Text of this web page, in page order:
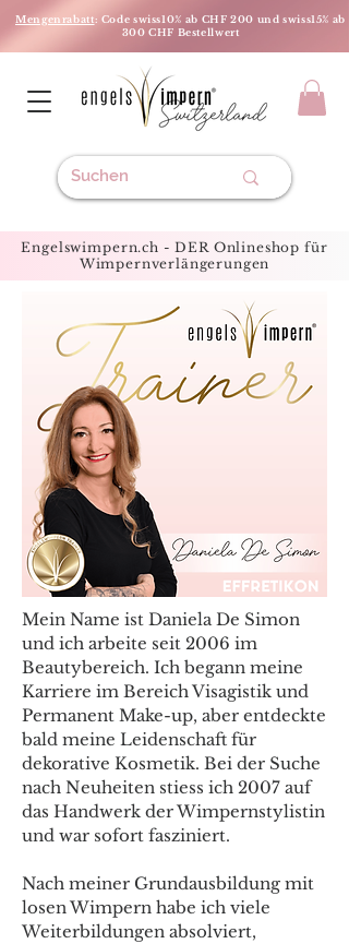
Mengenrabatt: Code swiss10% ab CHF 200 und swiss15% ab
300 CHF Bestellwert
Engelswimpern.ch - DER Onlineshop für
Wimpernverlängerungen
Mein Name ist Daniela De Simon
und ich arbeite seit 2006 im
Beautybereich. Ich begann meine
Karriere im Bereich Visagistik und
Permanent Make-up, aber entdeckte
bald meine Leidenschaft für
dekorative Kosmetik. Bei der Suche
nach Neuheiten stiess ich 2007 auf
das Handwerk der Wimpernstylistin
und war sofort fasziniert.
Nach meiner Grundausbildung mit
losen Wimpern habe ich viele
Weiterbildungen absolviert,